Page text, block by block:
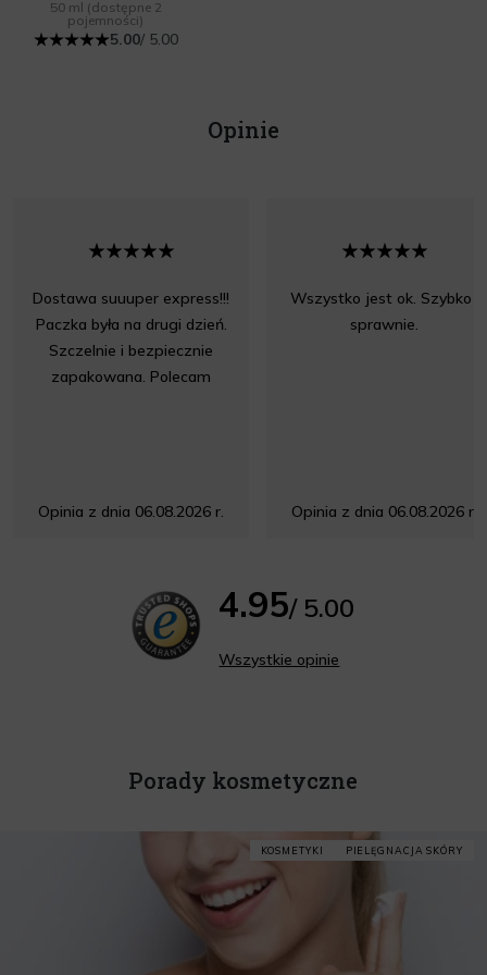
50 ml (dostępne 2
pojemności)
5.00/ 5.00
Opinie
Dostawa suuuper express!!!
Paczka była na drugi dzień.
Szczelnie i bezpiecznie
zapakowana. Polecam
Opinia z dnia 06.08.2026 r.
Wszystko jest ok. Szybko i
sprawnie.
Opinia z dnia 06.08.2026 r.
4.95/ 5.00
Wszystkie opinie
Porady kosmetyczne
KOSMETYKI PIELĘGNACJA SKÓRY